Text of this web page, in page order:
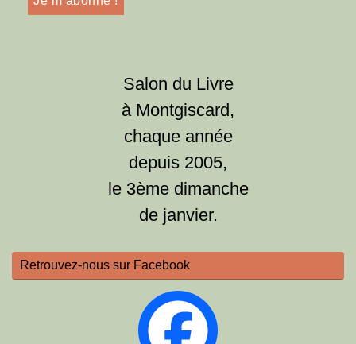
Salon du Livre
à Montgiscard,
chaque année
depuis 2005,
le 3ème dimanche
de janvier.
Retrouvez-nous sur Facebook